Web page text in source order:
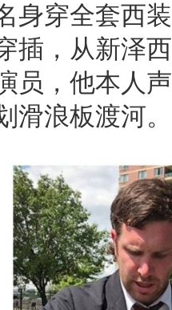
身穿全套西
插，从新泽
员，他本人
滑浪板渡河。